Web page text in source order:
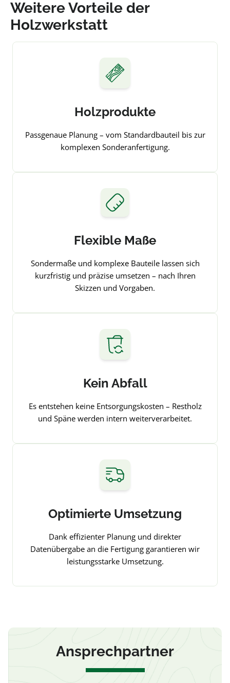
Weitere Vorteile der
Holzwerkstatt
Holzprodukte
Passgenaue Planung – vom Standardbauteil bis zur
komplexen Sonderanfertigung.
Flexible Maße
Sondermaße und komplexe Bauteile lassen sich
kurzfristig und präzise umsetzen – nach Ihren
Skizzen und Vorgaben.
Kein Abfall
Es entstehen keine Entsorgungskosten – Restholz
und Späne werden intern weiterverarbeitet.
Optimierte Umsetzung
Dank effizienter Planung und direkter
Datenübergabe an die Fertigung garantieren wir
leistungsstarke Umsetzung.
Ansprechpartner